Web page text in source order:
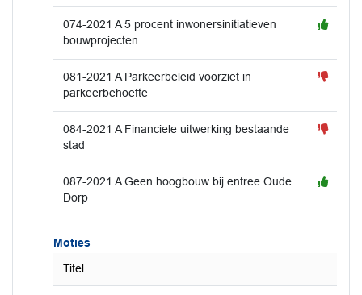
074-2021 A 5 procent inwonersinitiatieven
bouwprojecten
081-2021 A Parkeerbeleid voorziet in
parkeerbehoefte
084-2021 A Financiele uitwerking bestaande
stad
087-2021 A Geen hoogbouw bij entree Oude
Dorp
Moties
Titel